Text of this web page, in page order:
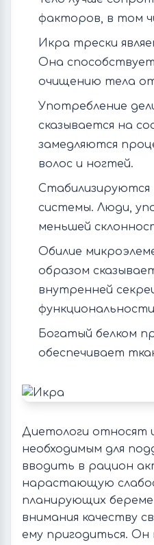
факторов, в том
Икра трески
Она
очищению тела от
Употребление
сказывается на
замедляются
волос и ногтей.
Стабилизируются
системы. Люди,
меньшей
Обилие
образом
внутренней
Богатый белком
обеспечивает
Диетологи относят
необходимым для
вводить в рацион
нарастающую
планирующих
внимания качеству
ему пригодиться. Он